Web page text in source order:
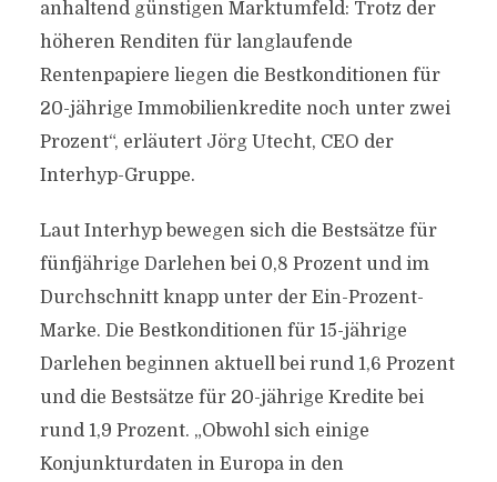
anhaltend günstigen Marktumfeld: Trotz der
höheren Renditen für langlaufende
Rentenpapiere liegen die Bestkonditionen für
20-jährige Immobilienkredite noch unter zwei
Prozent“, erläutert Jörg Utecht, CEO der
Interhyp-Gruppe.
Laut Interhyp bewegen sich die Bestsätze für
fünfjährige Darlehen bei 0,8 Prozent und im
Durchschnitt knapp unter der Ein-Prozent-
Marke. Die Bestkonditionen für 15-jährige
Darlehen beginnen aktuell bei rund 1,6 Prozent
und die Bestsätze für 20-jährige Kredite bei
rund 1,9 Prozent. „Obwohl sich einige
Konjunkturdaten in Europa in den